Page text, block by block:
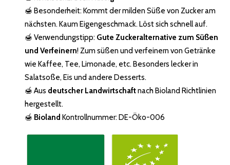
🍯 Besonderheit: Kommt der milden Süße von Zucker am
nächsten. Kaum Eigengeschmack. Löst sich schnell auf.
🍯 Verwendungstipp: Gute Zuckeralternative zum Süßen
und Verfeinern! Zum süßen und verfeinern von Getränke
wie Kaffee, Tee, Limonade, etc. Besonders lecker in
Salatsoße, Eis und andere Desserts.
🍯 Aus deutscher Landwirtschaftnach Bioland Richtlinien
hergestellt.
🍯 Bioland Kontrollnummer: DE-Öko-006